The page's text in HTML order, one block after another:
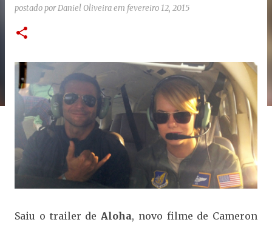
postado porDaniel Oliveiraem fevereiro 12, 2015
Saiu o trailer de Aloha, novo filme de Cameron